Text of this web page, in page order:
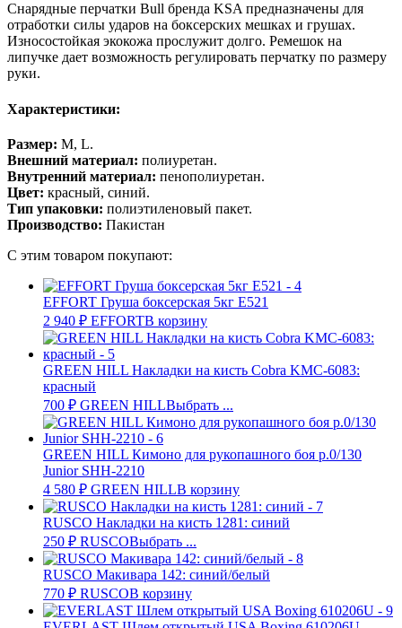
Снарядные перчатки Bull бренда KSA предназначены для
отработки силы ударов на боксерских мешках и грушах.
Износостойкая экокожа прослужит долго. Ремешок на
липучке дает возможность регулировать перчатку по размеру
руки.
Характеристики:
Размер: M, L.
Внешний материал: полиуретан.
Внутренний материал: пенополиуретан.
Цвет: красный, синий.
Тип упаковки: полиэтиленовый пакет.
Производство: Пакистан
С этим товаром покупают:
EFFORT Груша боксерская 5кг E521
2 940 ₽ EFFORTВ корзину
GREEN HILL Накладки на кисть Cobra KMC-6083:
красный
700 ₽ GREEN HILLВыбрать ...
GREEN HILL Кимоно для рукопашного боя р.0/130
Junior SHH-2210
4 580 ₽ GREEN HILLВ корзину
RUSCO Накладки на кисть 1281: синий
250 ₽ RUSCOВыбрать ...
RUSCO Макивара 142: синий/белый
770 ₽ RUSCOВ корзину